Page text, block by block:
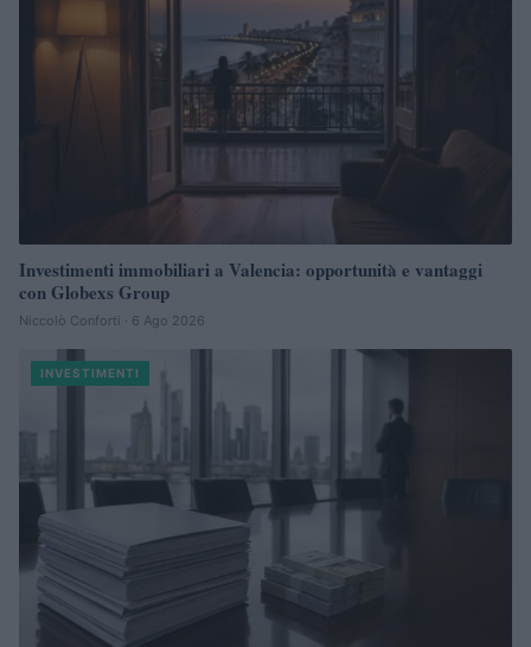
Investimenti immobiliari a Valencia: opportunità e vantaggi
con Globexs Group
Niccolò Conforti · 6 Ago 2026
INVESTIMENTI